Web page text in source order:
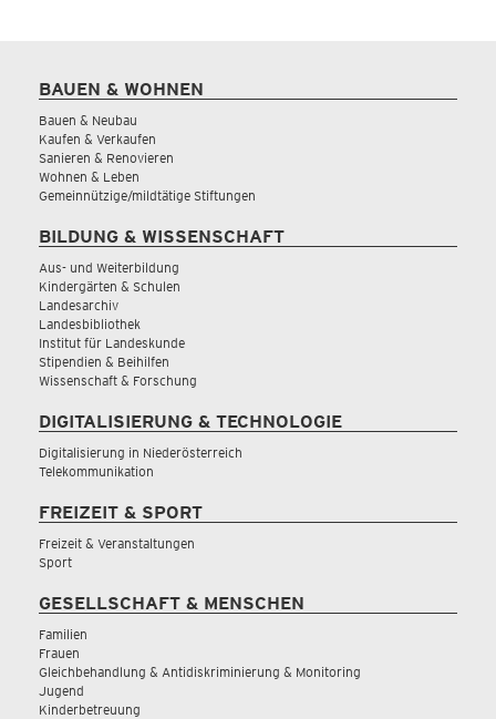
BAUEN & WOHNEN
Bauen & Neubau
Kaufen & Verkaufen
Sanieren & Renovieren
Wohnen & Leben
Gemeinnützige/mildtätige Stiftungen
BILDUNG & WISSENSCHAFT
Aus- und Weiterbildung
Kindergärten & Schulen
Landesarchiv
Landesbibliothek
Institut für Landeskunde
Stipendien & Beihilfen
Wissenschaft & Forschung
DIGITALISIERUNG & TECHNOLOGIE
Digitalisierung in Niederösterreich
Telekommunikation
FREIZEIT & SPORT
Freizeit & Veranstaltungen
Sport
GESELLSCHAFT & MENSCHEN
Familien
Frauen
Gleichbehandlung & Antidiskriminierung & Monitoring
Jugend
Kinderbetreuung